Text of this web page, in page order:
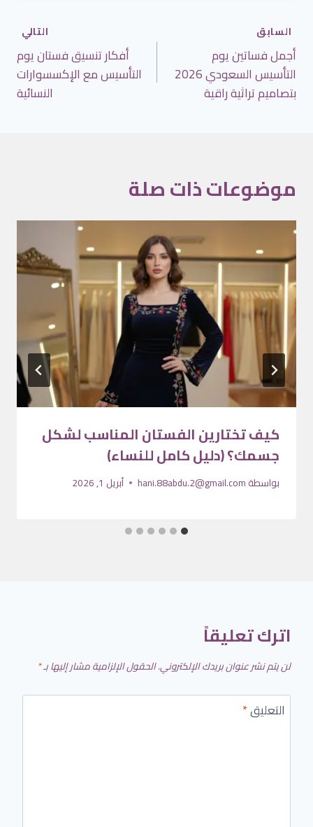
تصفّح
المقالات
السابق
أجمل فساتين يوم
التأسيس السعودي 2026
بتصاميم تراثية راقية
التالي
أفكار تنسيق فستان يوم
التأسيس مع الإكسسوارات
النسائية
موضوعات ذات صلة
كيف تختارين الفستان المناسب لشكل
جسمك؟ (دليل كامل للنساء)
بواسطةhani.88abdu.2@gmail.com أبريل 1, 2026
اترك تعليقاً
لن يتم نشر عنوان بريدك الإلكتروني.الحقول الإلزامية مشار إليها بـ*
التعليق*